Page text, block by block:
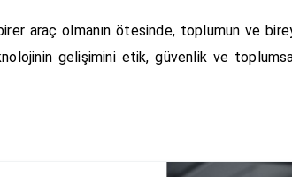
araç olmanın ötesinde, toplumun ve
gelişimini etik, güvenlik ve